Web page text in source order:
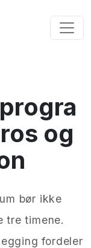
og
bør ikke
tre timene.
fordeler